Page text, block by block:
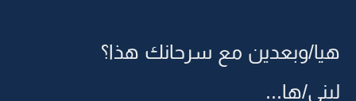
هيا/وبعدين مع سرحانك هذا؟
لبنى/ها...